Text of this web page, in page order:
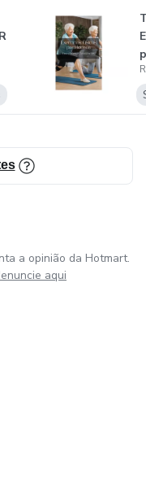
a opinião da Hotmart.
aqui